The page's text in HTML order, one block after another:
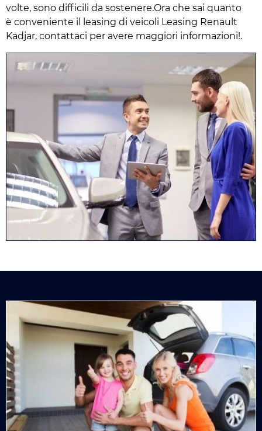
volte, sono difficili da sostenere.Ora che sai quanto
è conveniente il leasing di veicoli Leasing Renault
Kadjar, contattaci per avere maggiori informazioni!.